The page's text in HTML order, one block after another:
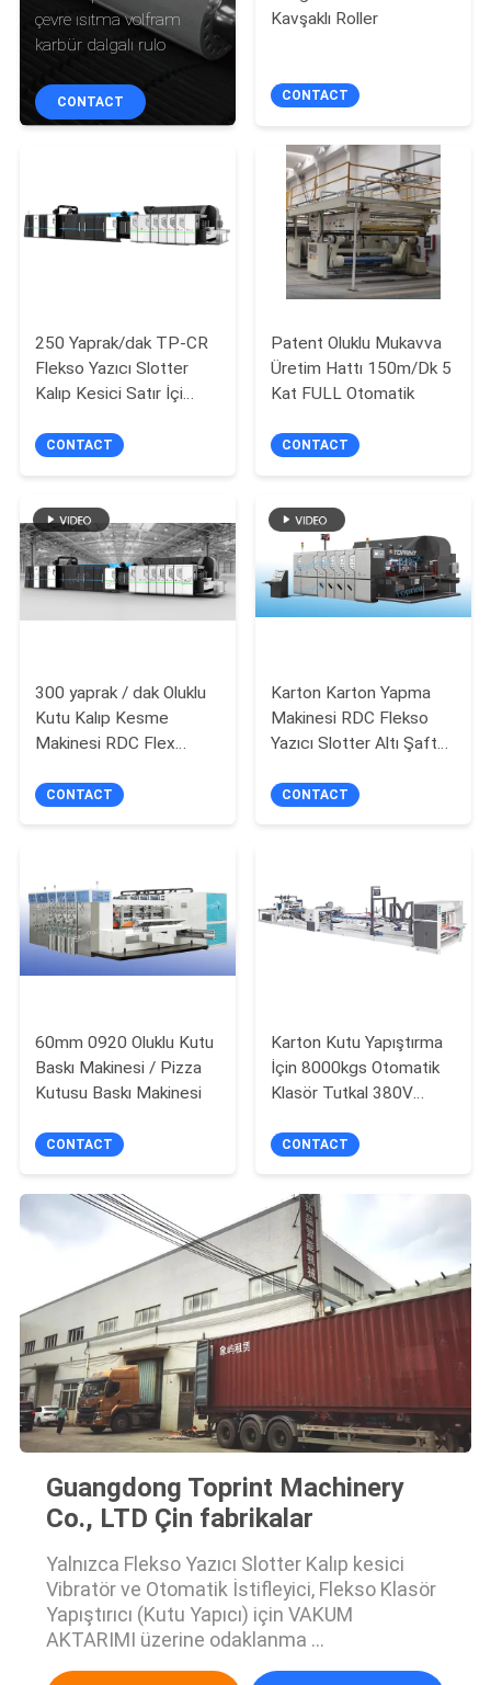
KALITE
KONTROL
GEÇIN
TEKLIF
ISTEĞI
VR
SITE
HARITASI
PRIVACY
çevre ısıtma volfram
karbür dalgalı rulo
CONTACT
Kavşaklı Roller
CONTACT
250 Yaprak/dak TP-CR
Flekso Yazıcı Slotter
Kalıp Kesici Satır İçi
CONTACT
Patent Oluklu Mukavva
Üretim Hattı 150m/Dk 5
Kat FULL Otomatik
CONTACT
300 yaprak / dak Oluklu
Kutu Kalıp Kesme
Makinesi RDC Flex
CONTACT
Karton Karton Yapma
Makinesi RDC Flekso
Yazıcı Slotter Altı Şaft
CONTACT
60mm 0920 Oluklu Kutu
Baskı Makinesi / Pizza
Kutusu Baskı Makinesi
CONTACT
Karton Kutu Yapıştırma
İçin 8000kgs Otomatik
Klasör Tutkal 380V
CONTACT
Guangdong Toprint Machinery
Co., LTD Çin fabrikalar
Yalnızca Flekso Yazıcı Slotter Kalıp kesici
Vibratör ve Otomatik İstifleyici, Flekso Klasör
Yapıştırıcı (Kutu Yapıcı) için VAKUM
AKTARIMI üzerine odaklanma ...